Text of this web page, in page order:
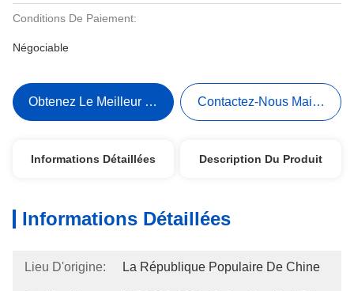
Conditions De Paiement:
Négociable
Obtenez Le Meilleur Prix Contactez-Nous Maintenant
Informations Détaillées Description Du Produit
Informations Détaillées
Lieu D'origine: La République Populaire De Chine